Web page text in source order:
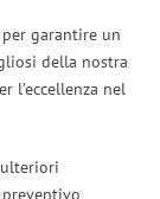
garantire un
della nostra
l’eccellenza nel